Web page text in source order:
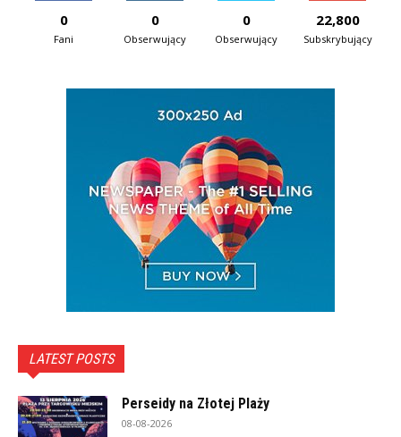
0
Fani
0
Obserwujący
0
Obserwujący
22,800
Subskrybujący
LATEST POSTS
Perseidy na Złotej Plaży
08-08-2026